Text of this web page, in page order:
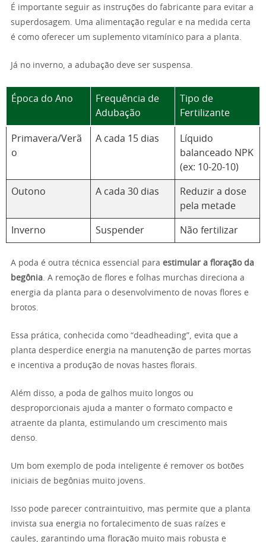
É importante seguir as instruções do fabricante para evitar a
superdosagem. Uma alimentação regular e na medida certa
é como oferecer um suplemento vitamínico para a planta.
Já no inverno, a adubação deve ser suspensa.
Época do Ano
Frequência de
Adubação
Tipo de
Fertilizante
Primavera/Verã
o
A cada 15 dias
Líquido
balanceado NPK
(ex: 10-20-10)
Outono A cada 30 dias
Reduzir a dose
pela metade
Inverno Suspender Não fertilizar
A poda é outra técnica essencial para estimular a floração da
begônia. A remoção de flores e folhas murchas direciona a
energia da planta para o desenvolvimento de novas flores e
brotos.
Essa prática, conhecida como “deadheading”, evita que a
planta desperdice energia na manutenção de partes mortas
e incentiva a produção de novas hastes florais.
Além disso, a poda de galhos muito longos ou
desproporcionais ajuda a manter o formato compacto e
atraente da planta, estimulando um crescimento mais
denso.
Um bom exemplo de poda inteligente é remover os botões
iniciais de begônias muito jovens.
Isso pode parecer contraintuitivo, mas permite que a planta
invista sua energia no fortalecimento de suas raízes e
caules, garantindo uma floração muito mais robusta e